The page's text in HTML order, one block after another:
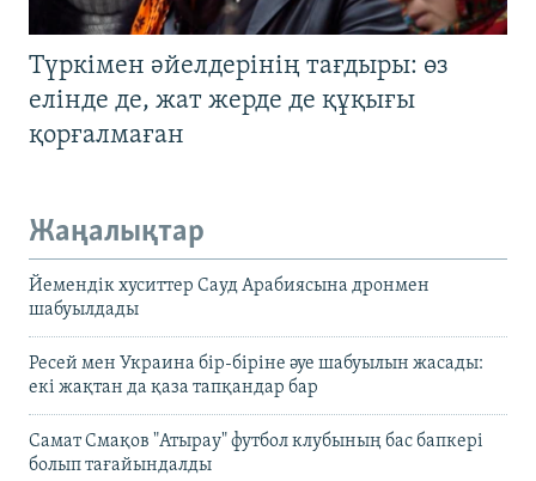
Түркімен әйелдерінің тағдыры: өз
елінде де, жат жерде де құқығы
қорғалмаған
Жаңалықтар
Йемендік хуситтер Сауд Арабиясына дронмен
шабуылдады
Ресей мен Украина бір-біріне әуе шабуылын жасады:
екі жақтан да қаза тапқандар бар
Самат Смақов "Атырау" футбол клубының бас бапкері
болып тағайындалды